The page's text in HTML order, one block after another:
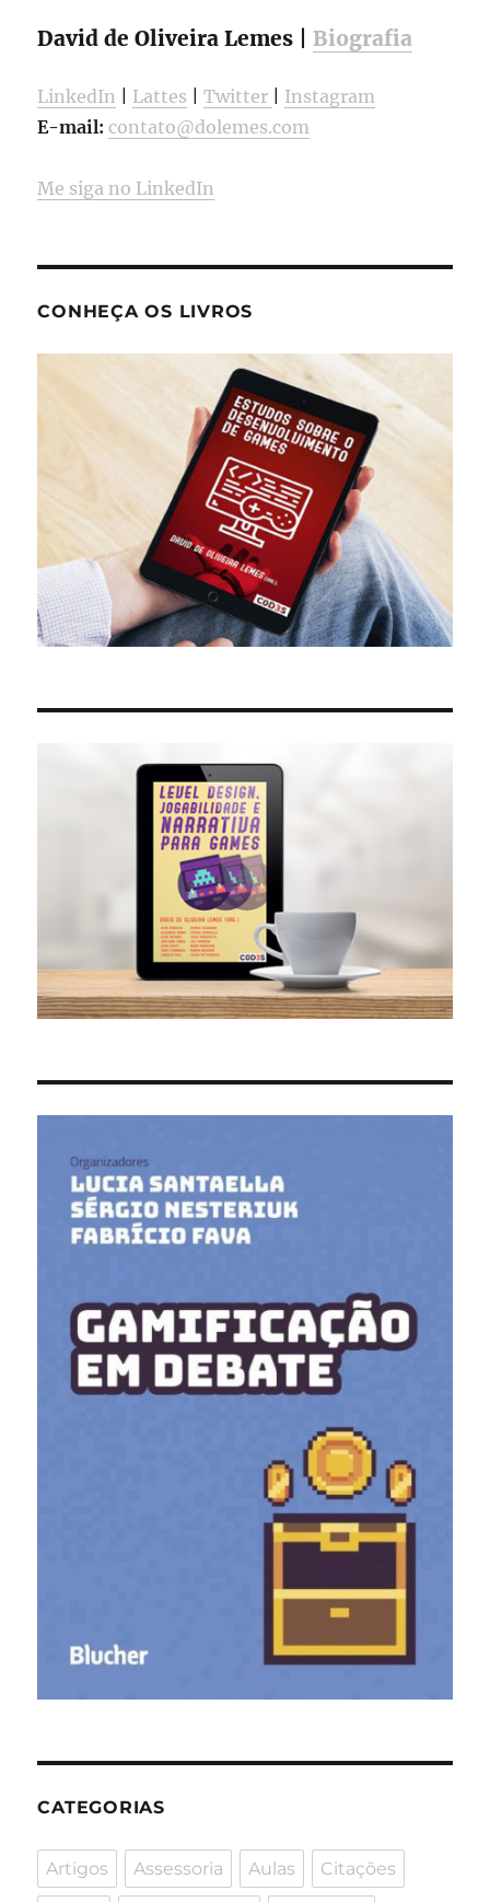
David de Oliveira Lemes |Biografia
LinkedIn Lattes |Twitter
Instagram
E-mail: contato@dolemes.com
Me siga no LinkedIn
CONHEÇA OS LIVROS
CATEGORIAS
Artigos Assessoria Aulas Citações